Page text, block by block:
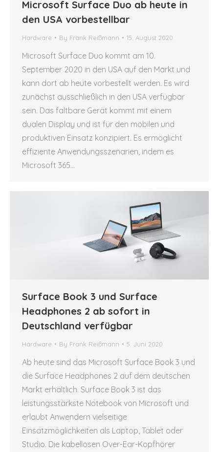
Microsoft Surface Duo ab heute in
den USA vorbestellbar
Hardware By Frank Reißmann 15. August 2020
Microsoft Surface Duo kommt am 10.
September 2020 in den USA auf den Markt und
kann dort ab heute vorbestellt werden. Es wird
zunächst ausschließlich in den USA verfügbar
sein. Das faltbare Gerät kommt mit einem
dualen Display und ist für den mobilen und
produktiven Einsatz konzipiert. Es ermöglicht
effiziente Anwendungsszenarien, indem es
Microsoft 365…
Surface Book 3 und Surface
Headphones 2 ab sofort in
Deutschland verfügbar
Hardware By Frank Reißmann 5. Juni 2020
Ab heute sind das Microsoft Surface Book 3 und
die Surface Headphones 2 auf dem deutschen
Markt erhältlich. Surface Book 3 ist das
leistungsstärkste Notebook von Microsoft und
erlaubt Anwendern vielseitige
Einsatzmöglichkeiten als Laptop, Tablet oder
Studio. Die kabellosen Over-Ear-Kopfhörer